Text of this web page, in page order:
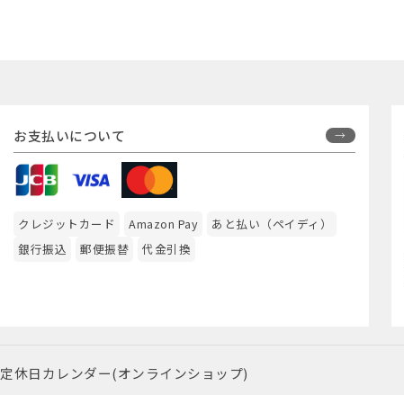
お支払いについて
クレジットカード Amazon Pay
あと払い（ペイディ）
銀行振込
郵便振替 代金引換
定休日カレンダー(オンラインショップ)